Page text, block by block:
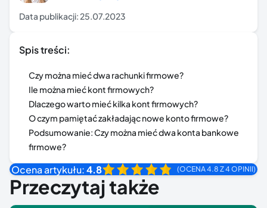
Data publikacji: 25.07.2023
Spis treści:
Czy można mieć dwa rachunki firmowe?
Ile można mieć kont firmowych?
Dlaczego warto mieć kilka kont firmowych?
O czym pamiętać zakładając nowe konto firmowe?
Podsumowanie: Czy można mieć dwa konta bankowe
firmowe?
Ocena artykułu:4.8 (OCENA 4.8 Z 4 OPINII)
Przeczytaj także